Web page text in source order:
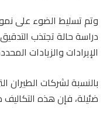
وتم تسليط الضوء على
دراسة حالة تجتذب
الإيرادات والزيادات
بالنسبة لشركات
ضئيلة، فإن هذه